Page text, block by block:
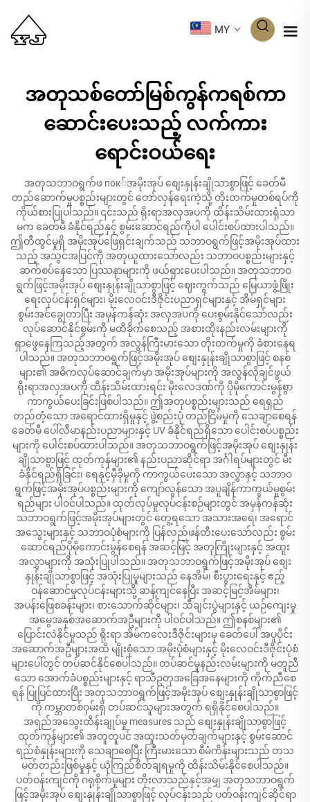
MY
အတုသစ်တော်မြစ်ကွန်ကရစ်ကာ
ဆောင်းပေးသည့် လက်ကား
ရောင်းဝယ်ရေး
အတုသဘာဝရွက်ဖ пок်အမိုးအုပ် စျေးနှုန်းချိုသာစွာဖြင့် ခေတ်မီ
တည်ဆောက်မှုပစ္စည်းများတွင် တော်လှန်ရေးကဲ့သို့ တိုးတက်မှုတစ်ရပ်ကို
ကိုယ်စားပြုပါသည်။ ၎င်းသည် ရိုးရာအလှအပကို ထိန်းသိမ်းထားရုံသာ
မက ခေတ်မီ ခံနိုင်ရည်နှင့် စွမ်းဆောင်ရည်ကိုပါ ပေါင်းစပ်ထားပါသည်။
ဤတီထွင်မှုရှိ အမိုးအုပ်ဖြေရှင်းချက်သည် သဘာဝရွက်ဖြင့်အမိုးအုပ်ထား
သည့် အသွင်အပြင်ကို အတုယူထားသော်လည်း သဘာဝပစ္စည်းများနှင့်
ဆက်စပ်နေသော ပြဿနာများကို ဖယ်ရှားပေးပါသည်။ အတုသဘာဝ
ရွက်ဖြင့်အမိုးအုပ် စျေးနှုန်းချိုသာစွာဖြင့် ဈေးကွက်သည် မြေယာဖွံ့ဖြိုး
ရေးလုပ်ငန်းရှင်များ၊ မိုးလေဝင်းဒီဇိုင်းပညာရှင်များနှင့် အိမ်ရှင်များ
စွမ်းအင်ချွေတာပြီး အမှန်ကန်ဆုံး အလှအပကို ပေးစွမ်းနိုင်သော်လည်း
လုပ်ဆောင်နိုင်စွမ်းကို မထိခိုက်စေသည့် အစားထိုးနည်းလမ်းများကို
ရှာဖွေနေကြသည့်အတွက် အလွန်ကြီးမားသော တိုးတက်မှုကို ခံစားနေရ
ပါသည်။ အတုသဘာဝရွက်ဖြင့်အမိုးအုပ် စျေးနှုန်းချိုသာစွာဖြင့် စနစ်
များ၏ အဓိကလုပ်ဆောင်ချက်မှာ အမိုးအုပ်များကို အလွန်လိုချင်ဖွယ်
ရိုးရာအလှအပကို ထိန်းသိမ်းထားရင်း မိုးလေဒဏ်ကို ပိုမိုကောင်းမွန်စွာ
ကာကွယ်ပေးခြင်းဖြစ်ပါသည်။ ဤအတုပစ္စည်းများသည် ရေရှည်
တည်တံ့သော အရောင်ထားရှိမှုနှင့် ဖွဲ့စည်းပုံ တည်ငြိမ်မှုကို သေချာစေရန်
ခေတ်မီ ပေါ်လီမာနည်းပညာများနှင့် UV ခံနိုင်ရည်ရှိသော ပေါင်းစပ်ပစ္စည်း
များကို ပေါင်းစပ်ထားပါသည်။ အတုသဘာဝရွက်ဖြင့်အမိုးအုပ် စျေးနှုန်း
ချိုသာစွာဖြင့် ထုတ်ကုန်များ၏ နည်းပညာဆိုင်ရာ အင်္ဂါရပ်များတွင် မီး
ခံနိုင်ရည်ရှိခြင်း၊ ရေနှင့်မှီခိုမှုကို ကာကွယ်ပေးသော အလွှာနှင့် သဘာဝ
ရွက်ဖြင့်အမိုးအုပ်ပစ္စည်းများကို ကျော်လွန်သော အပူချိန်ကာကွယ်မှုစွမ်း
ရည်များ ပါဝင်ပါသည်။ ထုတ်လုပ်မှုလုပ်ငန်းစဉ်များတွင် အမှန်ကန်ဆုံး
သဘာဝရွက်ဖြင့်အမိုးအုပ်များတွင် တွေ့ရသော အသားအရေ၊ အရောင်
အသွေးများနှင့် သဘာဝပုံစံများကို ပြန်လည်ဖန်တီးပေးသော်လည်း စွမ်း
ဆောင်ရည်ပိုမိုကောင်းမွန်စေရန် အဆင့်မြင့် အတုကြိုးများနှင့် အထူး
အလွှာများကို အသုံးပြုပါသည်။ အတုသဘာဝရွက်ဖြင့်အမိုးအုပ် စျေး
နှုန်းချိုသာစွာဖြင့် အသုံးပြုမှုများသည် နေအိမ်၊ စီးပွားရေးနှင့် ဧည့်
ဝန်ဆောင်မှုလုပ်ငန်းများသို့ ဆန့်ကျင်နေပြီး အဆင့်မြင့်အိမ်များ၊
အပန်းဖြေစခန်းများ၊ စားသောက်ဆိုင်များ၊ သီချင်းပွဲများနှင့် ယဉ်ကျေးမှု
အမွေအနှစ်အဆောက်အဦများကို ပါဝင်ပါသည်။ ဤစနစ်များ၏
ပြောင်းလဲနိုင်မှုသည် ရိုးရာ အိမ်ကလေးဒီဇိုင်းများမှ ခေတ်ပေါ် အပူပိုင်း
အဆောက်အဦများအထိ မျိုးစုံသော အမိုးပုံစံများနှင့် မိုးလေဝင်းဒီဇိုင်းပုံစံ
များပေါ်တွင် တပ်ဆင်နိုင်စေပါသည်။ တပ်ဆင်မှုနည်းလမ်းများကို မတူညီ
သော အောက်ခံပစ္စည်းများနှင့် ရာသီဥတုအခြေအနေများကို ကိုက်ညီစေ
ရန် ပြုပြင်ထားပြီး အတုသဘာဝရွက်ဖြင့်အမိုးအုပ် စျေးနှုန်းချိုသာစွာဖြင့်
ကို ကမ္ဘာတစ်ဝှမ်းရှိ တပ်ဆင်သူများအတွက် ရရှိနိုင်စေပါသည်။
အရည်အသွေးထိန်းချုပ်မှု measures သည် စျေးနှုန်းချိုသာစွာဖြင့်
ထုတ်ကုန်များ၏ အတူတူပင် အထူးသတ်မှတ်ချက်များနှင့် စွမ်းဆောင်
ရည်စံနှုန်းများကို သေချာစေပြီး ကြီးမားသော စီမံကိန်းများသည် တသ
မတ်တည်းဖြစ်မှုနှင့် ယုံကြည်စိတ်ချရမှုကို ထိန်းသိမ်းနိုင်စေပါသည်။
ပတ်ဝန်းကျင်ကို ဂရုစိုက်မှုများ တိုးလာသည်နှင့်အမျှ အတုသဘာဝရွက်
ဖြင့်အမိုးအုပ် စျေးနှုန်းချိုသာစွာဖြင့် လုပ်ငန်းသည် ပတ်ဝန်းကျင်ဆိုင်ရာ